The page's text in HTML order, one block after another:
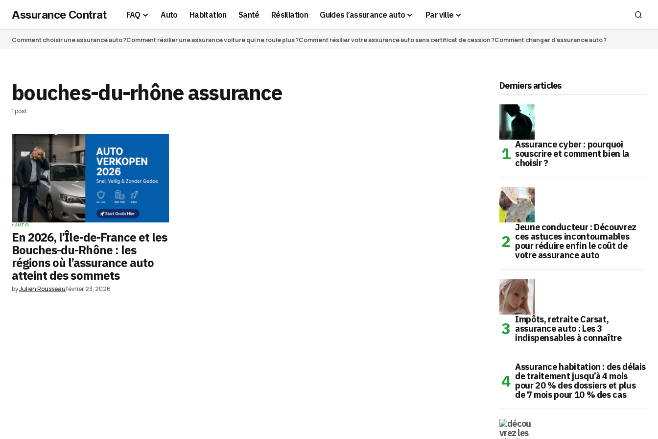
Assurance Contrat FAQ Auto Habitation Santé Résiliation Guides l’assurance auto Par ville
Comment choisir une assurance auto ?Comment résilier une assurance voiture qui ne roule plus ?Comment résilier votre assurance auto sans certificat de cession ?Comment changer d’assurance auto ?
bouches-du-rhône assurance
1 post
AUTO
En 2026, l’Île-de-France et les
Bouches-du-Rhône : les
régions où l’assurance auto
atteint des sommets
byJulien Rousseaufévrier 23, 2026
Derniers articles
Assurance cyber : pourquoi
souscrire et comment bien la
choisir ?
Jeune conducteur : Découvrez
ces astuces incontournables
pour réduire enfin le coût de
votre assurance auto
Impôts, retraite Carsat,
assurance auto : Les 3
indispensables à connaître
Assurance habitation : des délais
de traitement jusqu’à 4 mois
pour 20 % des dossiers et plus
de 7 mois pour 10 % des cas